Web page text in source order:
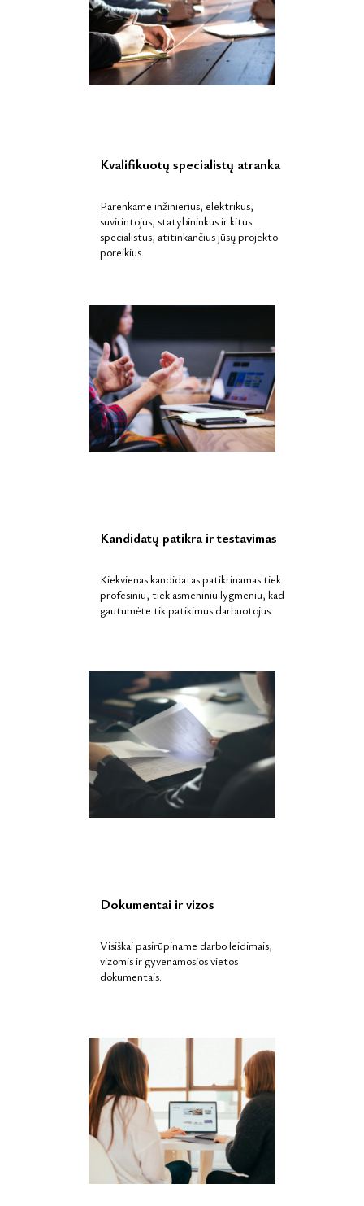
Kvalifikuotų specialistų atranka
Parenkame inžinierius, elektrikus,
suvirintojus, statybininkus ir kitus
specialistus, atitinkančius jūsų projekto
poreikius.
Kandidatų patikra ir testavimas
Kiekvienas kandidatas patikrinamas tiek
profesiniu, tiek asmeniniu lygmeniu, kad
gautumėte tik patikimus darbuotojus.
Dokumentai ir vizos
Visiškai pasirūpiname darbo leidimais,
vizomis ir gyvenamosios vietos
dokumentais.